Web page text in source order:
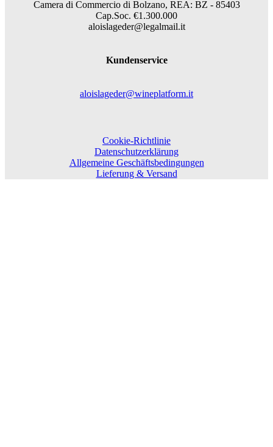
Camera di Commercio di Bolzano, REA: BZ - 85403
Cap.Soc. €1.300.000
aloislageder@legalmail.it
Kundenservice
aloislageder@wineplatform.it
Cookie-Richtlinie
Datenschutzerklärung
Allgemeine Geschäftsbedingungen
Lieferung & Versand